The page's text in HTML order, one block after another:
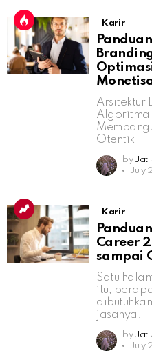
Karir
Arsitektur
Algoritma
Otentik
by Jati
July
Karir
Career
sampai
Satu
itu,
jasanya.
by Jati
July